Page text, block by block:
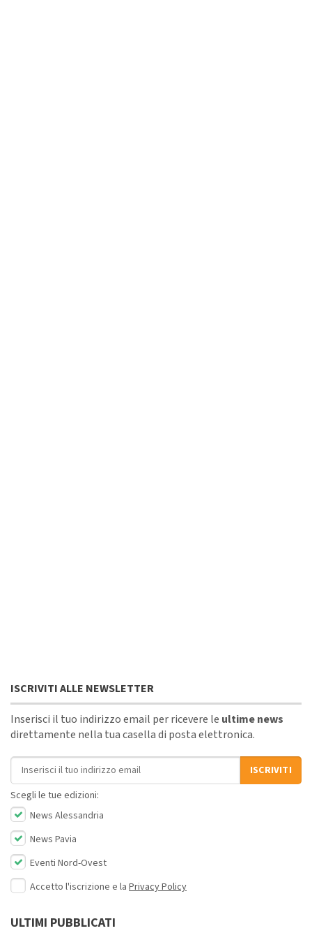
ISCRIVITI ALLE NEWSLETTER
Inserisci il tuo indirizzo email per ricevere le ultime news
direttamente nella tua casella di posta elettronica.
Indirizzo email
ISCRIVITI
Scegli le tue edizioni:
News Alessandria
News Pavia
Eventi Nord-Ovest
Accetto l'iscrizione e la Privacy Policy
ULTIMI PUBBLICATI